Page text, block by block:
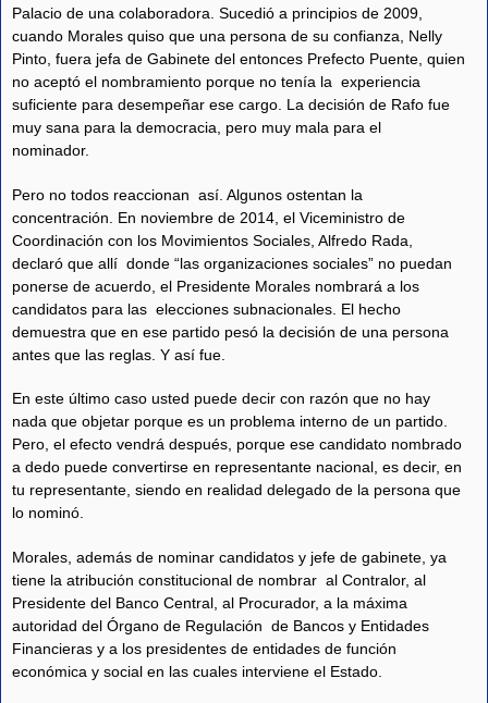
Palacio de una colaboradora. Sucedió a principios de 2009,
cuando Morales quiso que una persona de su confianza, Nelly
Pinto, fuera jefa de Gabinete del entonces Prefecto Puente, quien
no aceptó el nombramiento porque no tenía la experiencia
suficiente para desempeñar ese cargo. La decisión de Rafo fue
muy sana para la democracia, pero muy mala para el
nominador.
Pero no todos reaccionan así. Algunos ostentan la
concentración. En noviembre de 2014, el Viceministro de
Coordinación con los Movimientos Sociales, Alfredo Rada,
declaró que allí donde “las organizaciones sociales” no puedan
ponerse de acuerdo, el Presidente Morales nombrará a los
candidatos para las elecciones subnacionales. El hecho
demuestra que en ese partido pesó la decisión de una persona
antes que las reglas. Y así fue.
En este último caso usted puede decir con razón que no hay
nada que objetar porque es un problema interno de un partido.
Pero, el efecto vendrá después, porque ese candidato nombrado
a dedo puede convertirse en representante nacional, es decir, en
tu representante, siendo en realidad delegado de la persona que
lo nominó.
Morales, además de nominar candidatos y jefe de gabinete, ya
tiene la atribución constitucional de nombrar al Contralor, al
Presidente del Banco Central, al Procurador, a la máxima
autoridad del Órgano de Regulación de Bancos y Entidades
Financieras y a los presidentes de entidades de función
económica y social en las cuales interviene el Estado.